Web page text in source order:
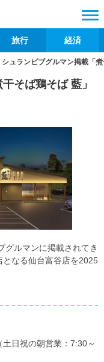
旅行 経済
シュランビブグルマン掲載「
そば鶏そば 藍」
グルマンに掲載されてき
なる仙台富谷店を2025
日祝の朝営業：7:30～